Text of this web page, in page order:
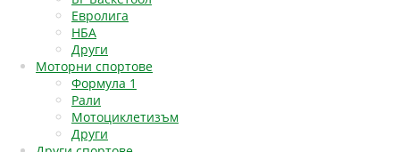
Евролига
НБА
Други
Моторни спортове
Формула 1
Рали
Мотоциклетизъм
Други